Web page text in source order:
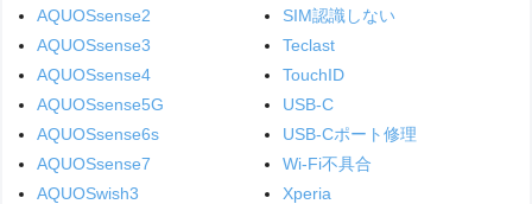
AQUOSsense2
AQUOSsense3
AQUOSsense4
AQUOSsense5G
AQUOSsense6s
AQUOSsense7
AQUOSwish3
SIM認識しない
Teclast
TouchID
USB-C
USB-Cポート修理
Wi-Fi不具合
Xperia